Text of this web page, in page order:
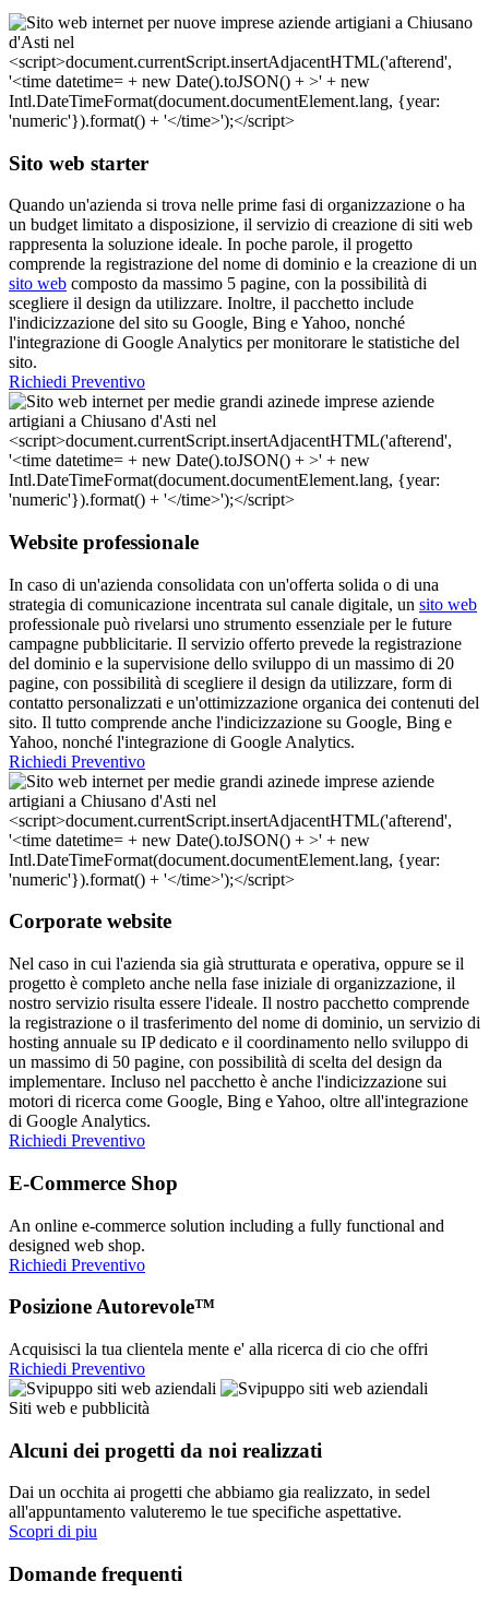
Sito web starter
Quando un'azienda si trova nelle prime fasi di organizzazione o ha
un budget limitato a disposizione, il servizio di creazione di siti web
rappresenta la soluzione ideale. In poche parole, il progetto
comprende la registrazione del nome di dominio e la creazione di un
sito web composto da massimo 5 pagine, con la possibilità di
scegliere il design da utilizzare. Inoltre, il pacchetto include
l'indicizzazione del sito su Google, Bing e Yahoo, nonché
l'integrazione di Google Analytics per monitorare le statistiche del
sito.
Richiedi Preventivo
Website professionale
In caso di un'azienda consolidata con un'offerta solida o di una
strategia di comunicazione incentrata sul canale digitale, un sito web
professionale può rivelarsi uno strumento essenziale per le future
campagne pubblicitarie. Il servizio offerto prevede la registrazione
del dominio e la supervisione dello sviluppo di un massimo di 20
pagine, con possibilità di scegliere il design da utilizzare, form di
contatto personalizzati e un'ottimizzazione organica dei contenuti del
sito. Il tutto comprende anche l'indicizzazione su Google, Bing e
Yahoo, nonché l'integrazione di Google Analytics.
Richiedi Preventivo
Corporate website
Nel caso in cui l'azienda sia già strutturata e operativa, oppure se il
progetto è completo anche nella fase iniziale di organizzazione, il
nostro servizio risulta essere l'ideale. Il nostro pacchetto comprende
la registrazione o il trasferimento del nome di dominio, un servizio di
hosting annuale su IP dedicato e il coordinamento nello sviluppo di
un massimo di 50 pagine, con possibilità di scelta del design da
implementare. Incluso nel pacchetto è anche l'indicizzazione sui
motori di ricerca come Google, Bing e Yahoo, oltre all'integrazione
di Google Analytics.
Richiedi Preventivo
E-Commerce Shop
An online e-commerce solution including a fully functional and
designed web shop.
Richiedi Preventivo
Posizione Autorevole™
Acquisisci la tua clientela mente e' alla ricerca di cio che offri
Richiedi Preventivo
Siti web e pubblicità
Alcuni dei progetti da noi realizzati
Dai un occhita ai progetti che abbiamo gia realizzato, in sedel
all'appuntamento valuteremo le tue specifiche aspettative.
Scopri di piu
Domande frequenti